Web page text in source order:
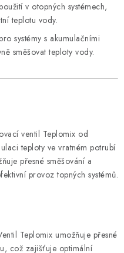
Doprava a platba
Moje objednávka
v otopných systémech,
teplotu vody.
systémy s akumulačními
směšovat teploty vody.
ventil Teplomix od
teploty ve vratném potrubí
přesné směšování a
provoz topných systémů.
Teplomix umožňuje přesné
což zajišťuje optimální